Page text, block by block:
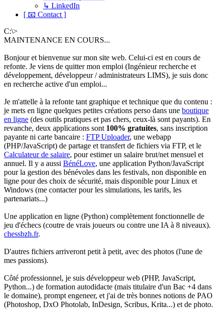
↳ LinkedIn
[ 📧 Contact ]
C:\>
MAINTENANCE EN COURS...
Bonjour et bienvenue sur mon site web. Celui-ci est en cours de
refonte. Je viens de quitter mon emploi (Ingénieur recherche et
développement, développeur / administrateurs LIMS), je suis donc
en recherche active d'un emploi...
Je m'attelle à la refonte tant graphique et technique que du contenu :
je mets en ligne quelques petites créations perso dans une boutique
en ligne (des outils pratiques et pas chers, ceux-là sont payants). En
revanche, deux applications sont 100% gratuites, sans inscription
payante ni carte bancaire : FTP Uploader, une webapp
(PHP/JavaScript) de partage et transfert de fichiers via FTP, et le
Calculateur de salaire, pour estimer un salaire brut/net mensuel et
annuel. Il y a aussi BénéLove, une application Python/JavaScript
pour la gestion des bénévoles dans les festivals, non disponible en
ligne pour des choix de sécurité, mais disponible pour Linux et
Windows (me contacter pour les simulations, les tarifs, les
partenariats...)
Une application en ligne (Python) complètement fonctionnelle de
jeu d'échecs (coutre de vrais joueurs ou contre une IA à 8 niveaux).
chessbzh.fr.
D'autres fichiers arriveront petit à petit, avec des photos (l'une de
mes passions).
Côté professionnel, je suis développeur web (PHP, JavaScript,
Python...) de formation autodidacte (mais titulaire d'un Bac +4 dans
le domaine), prompt engeneer, et j'ai de très bonnes notions de PAO
(Photoshop, DxO Photolab, InDesign, Scribus, Krita...) et de photo.